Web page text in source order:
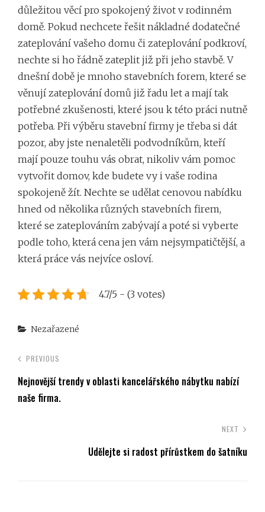
důležitou věcí pro spokojený život v rodinném
domě. Pokud nechcete řešit nákladné dodatečné
zateplování vašeho domu či zateplování podkroví,
nechte si ho řádně zateplit již při jeho stavbě. V
dnešní době je mnoho stavebních forem, které se
věnují zateplování domů již řadu let a mají tak
potřebné zkušenosti, které jsou k této práci nutně
potřeba. Při výběru stavební firmy je třeba si dát
pozor, aby jste nenaletěli podvodníkům, kteří
mají pouze touhu vás obrat, nikoliv vám pomoc
vytvořit domov, kde budete vy i vaše rodina
spokojeně žít. Nechte se udělat cenovou nabídku
hned od několika různých stavebních firem,
které se zateplováním zabývají a poté si vyberte
podle toho, která cena jen vám nejsympatičtější, a
která práce vás nejvíce osloví.
4.7/5 - (3 votes)
Categories
Nezařazené
PREVIOUS
Nejnovější trendy v oblasti kancelářského nábytku nabízí
naše firma.
NEXT
Udělejte si radost přírůstkem do šatníku